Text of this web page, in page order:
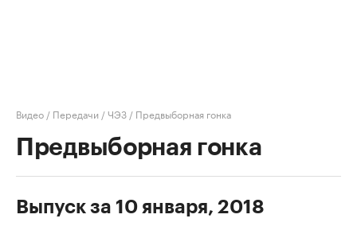
Видео / Передачи /ЧЭЗ / Предвыборная гонка
Предвыборная гонка
Выпуск за 10 января, 2018